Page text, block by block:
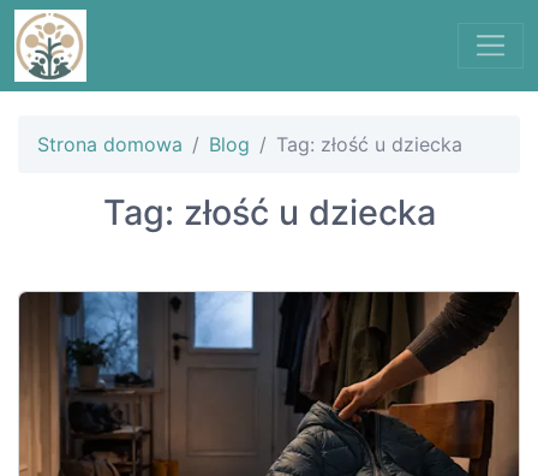
Strona domowa Blog Tag: złość u dziecka
Tag: złość u dziecka